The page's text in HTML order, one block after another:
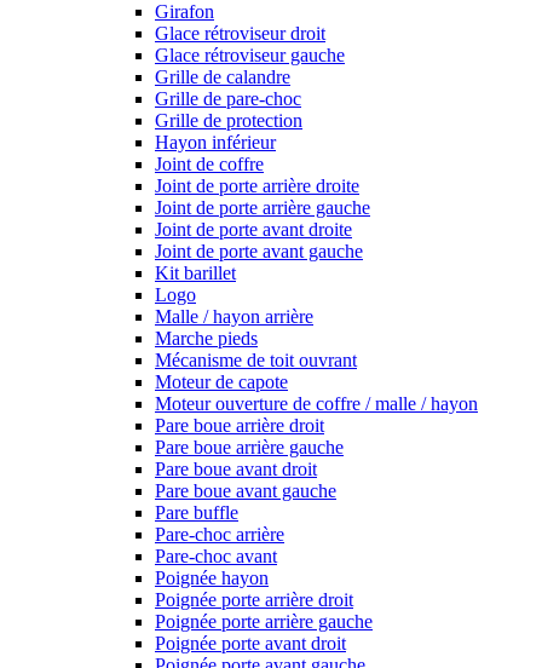
Girafon
Glace rétroviseur droit
Glace rétroviseur gauche
Grille de calandre
Grille de pare-choc
Grille de protection
Hayon inférieur
Joint de coffre
Joint de porte arrière droite
Joint de porte arrière gauche
Joint de porte avant droite
Joint de porte avant gauche
Kit barillet
Logo
Malle / hayon arrière
Marche pieds
Mécanisme de toit ouvrant
Moteur de capote
Moteur ouverture de coffre / malle / hayon
Pare boue arrière droit
Pare boue arrière gauche
Pare boue avant droit
Pare boue avant gauche
Pare buffle
Pare-choc arrière
Pare-choc avant
Poignée hayon
Poignée porte arrière droit
Poignée porte arrière gauche
Poignée porte avant droit